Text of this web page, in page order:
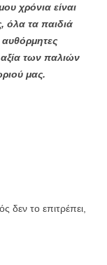
χρόνια είναι
όλα τα παιδιά
των παλιών
μας.
δεν το επιτρέπει,